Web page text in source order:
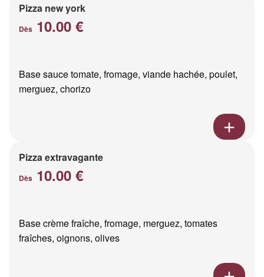
Pizza new york
Dès 10.00 €
Base sauce tomate, fromage, viande hachée, poulet,
merguez, chorizo
Pizza extravagante
Dès 10.00 €
Base crème fraîche, fromage, merguez, tomates
fraîches, oignons, olives